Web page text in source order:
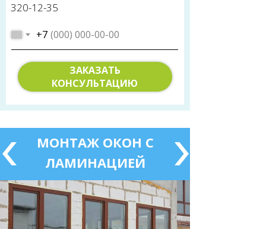
320-12-35
+7
ЗАКАЗАТЬ
КОНСУЛЬТАЦИЮ
МОНТАЖ ОКОН С
ЛАМИНАЦИЕЙ